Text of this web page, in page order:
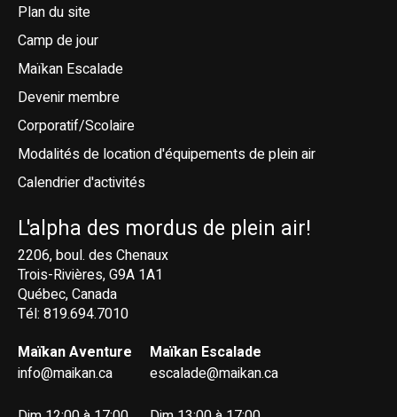
Plan du site
Camp de jour
Maïkan Escalade
Devenir membre
Corporatif/Scolaire
Modalités de location d'équipements de plein air
Calendrier d'activités
L'alpha des mordus de plein air!
2206, boul. des Chenaux
Trois-Rivières, G9A 1A1
Québec, Canada
Tél: 819.694.7010
Maïkan Aventure
info@maikan.ca
Maïkan Escalade
escalade@maikan.ca